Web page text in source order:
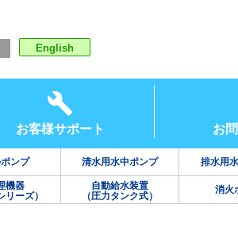
English
お客様サポート お
ンプ 清水用水中ポンプ 排水用
機器
リーズ）
自動給水装置
（圧力タンク式）
消火